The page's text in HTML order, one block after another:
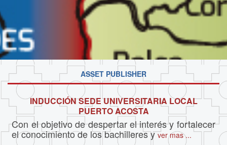
ASSET PUBLISHER
INDUCCIÓN SEDE UNIVERSITARIA LOCAL
PUERTO ACOSTA
Con el objetivo de despertar el interés y fortalecer
el conocimiento de los bachilleres yver mas ...